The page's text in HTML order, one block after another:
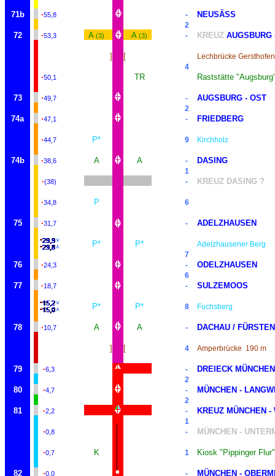
71b ·55,8 - NEUSÄSS
2
72 ·53,3 A (3) A (3) - KREUZ AUGSBURG
] [
Lechbrücke Gersthofen
4
·50,1 TR Raststätte
73 ·49,7 - AUGSBURG - OST
2
74a ·47,1 - FRIEDBERG
·44,7 P* 9 Kirchholz
74b ·38,6 A A - DASING
1
·(38) - KREUZ DASING ?
·34,8 P 6
75 ·31,7 - ADELZHAUSEN
P* P*
Adelzhausener Berg
7
76 ·24,3 - ODELZHAUSEN
6
77 ·18,7 - SULZEMOOS
P* P* 8 Fuchsberg
78 ·10,7 A A - DACHAU /
] [ 4 Amperbrücke 190 m
79 ·6,3 - DREIECK
2
80 ·4,7 - MÜNCHEN -
2
81 ·2,2 - KREUZ MÜNCHEN -
1
·0,8 - MÜNCHEN -
·0,7 K 1 Kiosk "Pippinger Flur"
82 ·0,0 - MÜNCHEN -